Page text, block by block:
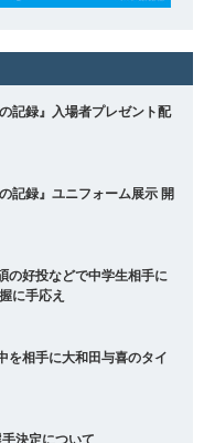
記録』入場者プレゼント配
記録』ユニフォーム展示 開
の好投などで中学生相手に
に手応え
を相手に大和田与喜のタイ